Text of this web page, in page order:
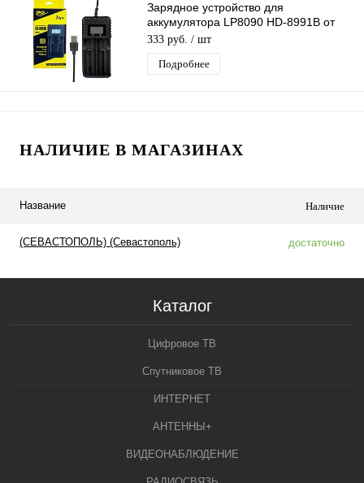
Зарядное устройство для
аккумулятора LP8090 HD-8991B от
USB, с LCD дисплеем (26650/18650)
на 2-слота
333 руб. / шт
Подробнее
НАЛИЧИЕ В МАГАЗИНАХ
Название Наличие
(СЕВАСТОПОЛЬ) (Севастополь) достаточно
Каталог
Цифровое ТВ
Спутниковое ТВ
ИНТЕРНЕТ
АНТЕННЫ+
ВИДЕОНАБЛЮДЕНИЕ